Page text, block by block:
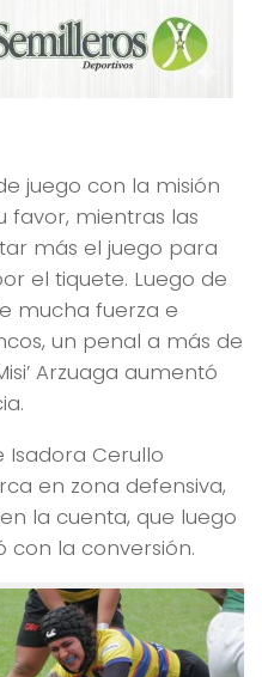
juego con la misión
favor, mientras las
más el juego para
el tiquete. Luego de
mucha fuerza e
un penal a más de
Arzuaga aumentó
Isadora Cerullo
en zona defensiva,
la cuenta, que luego
con la conversión.